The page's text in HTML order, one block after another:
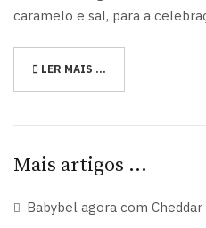
caramelo e sal, para a
LER MAIS …
Mais artigos …
Babybel agora com